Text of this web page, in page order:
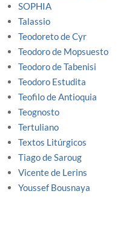
SOPHIA
Talassio
Teodoreto de Cyr
Teodoro de Mopsuesto
Teodoro de Tabenisi
Teodoro Estudita
Teofilo de Antioquia
Teognosto
Tertuliano
Textos Litúrgicos
Tiago de Saroug
Vicente de Lerins
Youssef Bousnaya